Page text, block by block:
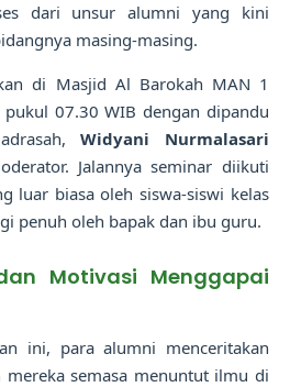
dari unsur alumni yang kini
masing-masing.
di Masjid Al Barokah MAN 1
07.30 WIB dengan dipandu
Widyani Nurmalasari
Jalannya seminar diikuti
luar biasa oleh siswa-siswi kelas
penuh oleh bapak dan ibu guru.
Motivasi Menggapai
ini, para alumni menceritakan
mereka semasa menuntut ilmu di